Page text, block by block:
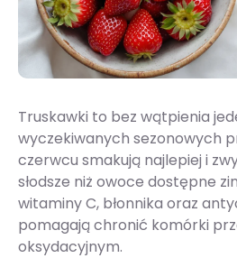
Truskawki to bez wątpienia
wyczekiwanych sezonowych
czerwcu smakują najlepiej i
słodsze niż owoce dostępne
witaminy C, błonnika oraz
pomagają chronić komórki
oksydacyjnym.